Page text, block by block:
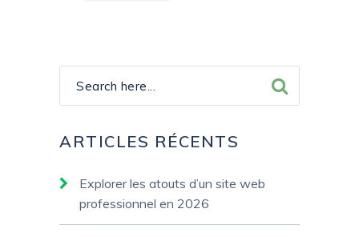
ARTICLES RÉCENTS
Explorer les atouts d’un site web
professionnel en 2026